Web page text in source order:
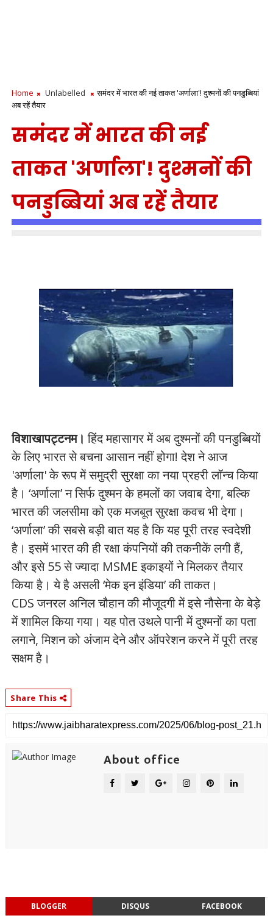
Home Unlabelled
समंदर में भारत की नई ताकत 'अर्णाला'! दुश्मनों की पनडुब्बियां
अब रहें तैयार
समंदर में भारत की नई
ताकत 'अर्णाला'! दुश्मनों की
पनडुब्बियां अब रहें तैयार
विशाखापट्टनम। हिंद महासागर में अब दुश्मनों की पनडुब्बियों
के लिए भारत से बचना आसान नहीं होगा! देश ने आज
'अर्णाला' के रूप में समुद्री सुरक्षा का नया प्रहरी लॉन्च किया
है। ‘अर्णाला’ न सिर्फ दुश्मन के हमलों का जवाब देगा, बल्कि
भारत की जलसीमा को एक मजबूत सुरक्षा कवच भी देगा।
‘अर्णाला’ की सबसे बड़ी बात यह है कि यह पूरी तरह स्वदेशी
है। इसमें भारत की ही रक्षा कंपनियों की तकनीकें लगी हैं,
और इसे 55 से ज्यादा MSME इकाइयों ने मिलकर तैयार
किया है। ये है असली ‘मेक इन इंडिया’ की ताकत।
CDS जनरल अनिल चौहान की मौजूदगी में इसे नौसेना के बेड़े
में शामिल किया गया। यह पोत उथले पानी में दुश्मनों का पता
लगाने, मिशन को अंजाम देने और ऑपरेशन करने में पूरी तरह
सक्षम है।
Share This
About office
BLOGGER DISQUS FACEBOOK